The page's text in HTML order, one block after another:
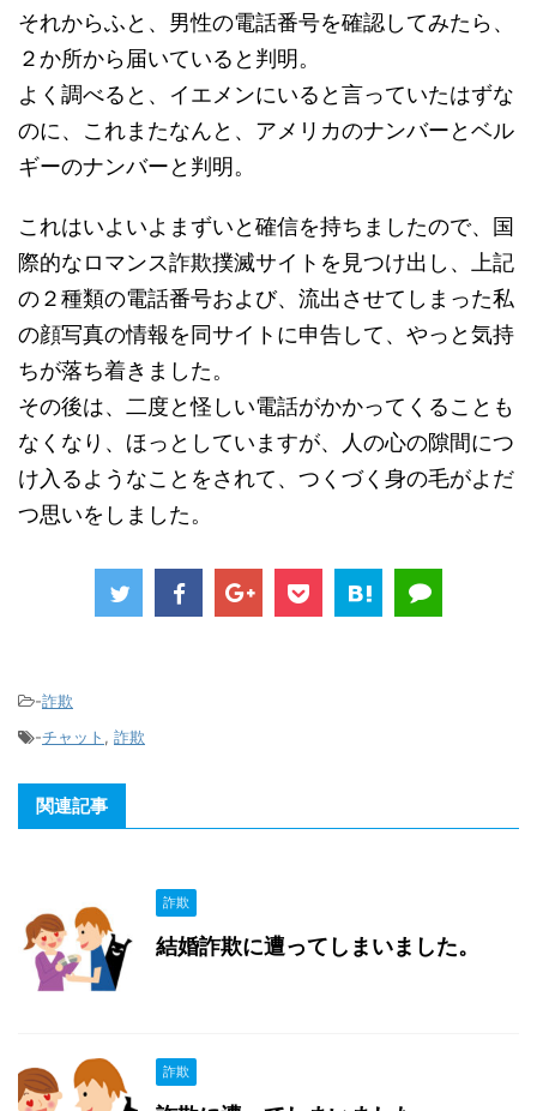
それからふと、男性の電話番号を確認してみたら、
２か所から届いていると判明。
よく調べると、イエメンにいると言っていたはずな
のに、これまたなんと、アメリカのナンバーとベル
ギーのナンバーと判明。
これはいよいよまずいと確信を持ちましたので、国
際的なロマンス詐欺撲滅サイトを見つけ出し、上記
の２種類の電話番号および、流出させてしまった私
の顔写真の情報を同サイトに申告して、やっと気持
ちが落ち着きました。
その後は、二度と怪しい電話がかかってくることも
なくなり、ほっとしていますが、人の心の隙間につ
け入るようなことをされて、つくづく身の毛がよだ
つ思いをしました。
-詐欺
-チャット , 詐欺
関連記事
詐欺
結婚詐欺に遭ってしまいました。
詐欺